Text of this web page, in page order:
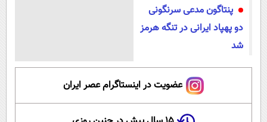
پنتاگون مدعی سرنگونی
دو پهپاد ایرانی در تنگه هرمز
شد
عضویت در اینستاگرام عصر ایران